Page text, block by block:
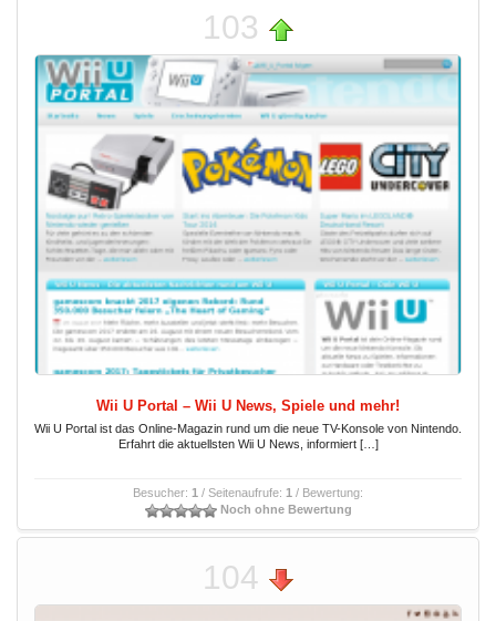
103
Wii U Portal – Wii U News, Spiele und mehr!
Wii U Portal ist das Online-Magazin rund um die neue TV-Konsole von Nintendo.
Erfahrt die aktuellsten Wii U News, informiert […]
Besucher: 1 / Seitenaufrufe: 1 / Bewertung:
Noch ohne Bewertung
104